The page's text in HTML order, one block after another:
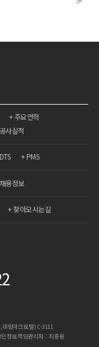
주요연혁
공사실적
DTS PMS
채용정보
찾아오시는길
림아크로텔) C-3111
인정보책임관리자 : 최종용